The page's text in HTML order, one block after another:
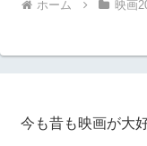
ホーム 映画
今も昔も映画が大